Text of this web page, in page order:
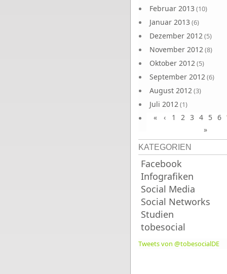
Februar 2013 (10)
Januar 2013 (6)
Dezember 2012(5)
November 2012(8)
Oktober 2012(5)
September 2012(6)
August 2012(3)
Juli 2012(1)
Juni 2012(4)
« ‹ 1 2 3 4 5 6
»
KATEGORIEN
Facebook
Infografiken
Social Media
Social Networks
Studien
tobesocial
Tweets von @tobesocialDE